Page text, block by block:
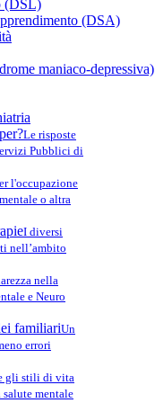
(DSL)
(DSA)
maniaco-depressiva)
Le risposte
Pubblici di
l'occupazione
o altra
I diversi
nell’ambito
nella
e Neuro
familiariUn
errori
gli stili di vita
mentale